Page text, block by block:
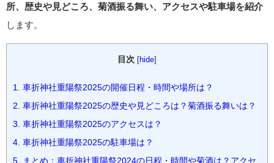
所、歴史や見どころ、菊酒振る舞い、アクセスや駐車場を紹介
します。
目次 hide
1. 車折神社重陽祭2025の開催日程・時間や場所は？
2. 車折神社重陽祭2025の歴史や見どころは？菊酒振る舞いは？
3. 車折神社重陽祭2025のアクセスは？
4. 車折神社重陽祭2025の駐車場は？
5. まとめ：車折神社重陽祭2024の日程・時間や菊酒は？アクセ